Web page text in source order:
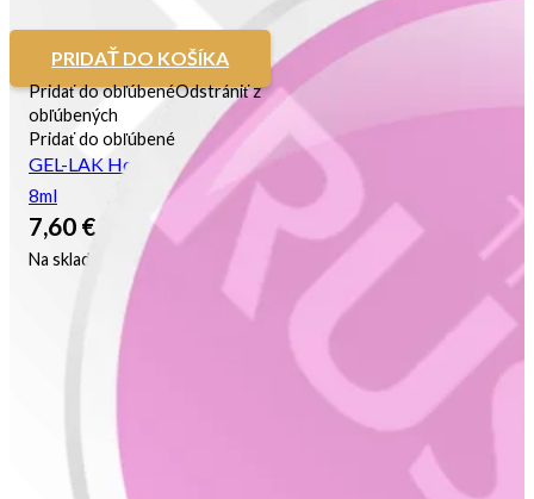
PRIDAŤ DO KOŠÍKA
Pridať do obľúbenéOdstrániť z
obľúbených
Pridať do obľúbené
GEL-LAK Hollywood Pink
8ml
7,60 €
Na sklade